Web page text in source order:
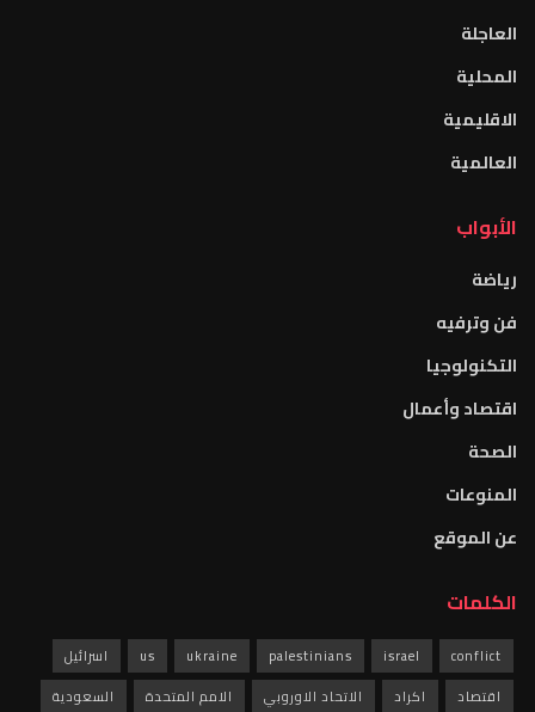
العاجلة
المحلية
الاقليمية
العالمية
الأبواب
رياضة
فن وترفيه
التكنولوجيا
اقتصاد وأعمال
الصحة
المنوعات
عن الموقع
الكلمات
conflict
israel
palestinians
ukraine
us
اسرائيل
اقتصاد
اكراد الاتحاد الاوروبي الامم المتحدة السعودية